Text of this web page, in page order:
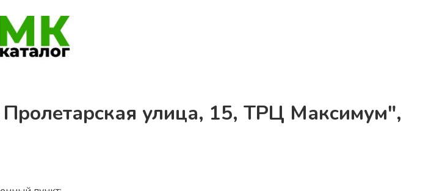
улица, 15, ТРЦ Максимум",